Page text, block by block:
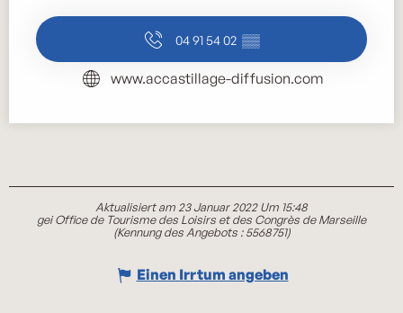
04 91 54 02 ▒▒
www.accastillage-diffusion.com
Aktualisiert am 23 Januar 2022 Um 15:48
gei Office de Tourisme des Loisirs et des Congrès de Marseille
(Kennung des Angebots :5568751)
Einen Irrtum angeben